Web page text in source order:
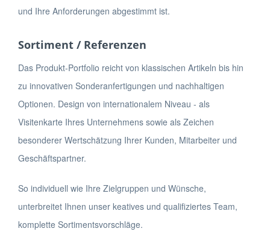
und Ihre Anforderungen abgestimmt ist.
Sortiment / Referenzen
Das Produkt-Portfolio reicht von klassischen Artikeln bis hin
zu innovativen Sonderanfertigungen und nachhaltigen
Optionen. Design von internationalem Niveau - als
Visitenkarte Ihres Unternehmens sowie als Zeichen
besonderer Wertschätzung Ihrer Kunden, Mitarbeiter und
Geschäftspartner.
So individuell wie Ihre Zielgruppen und Wünsche,
unterbreitet Ihnen unser keatives und qualifiziertes Team,
komplette Sortimentsvorschläge.